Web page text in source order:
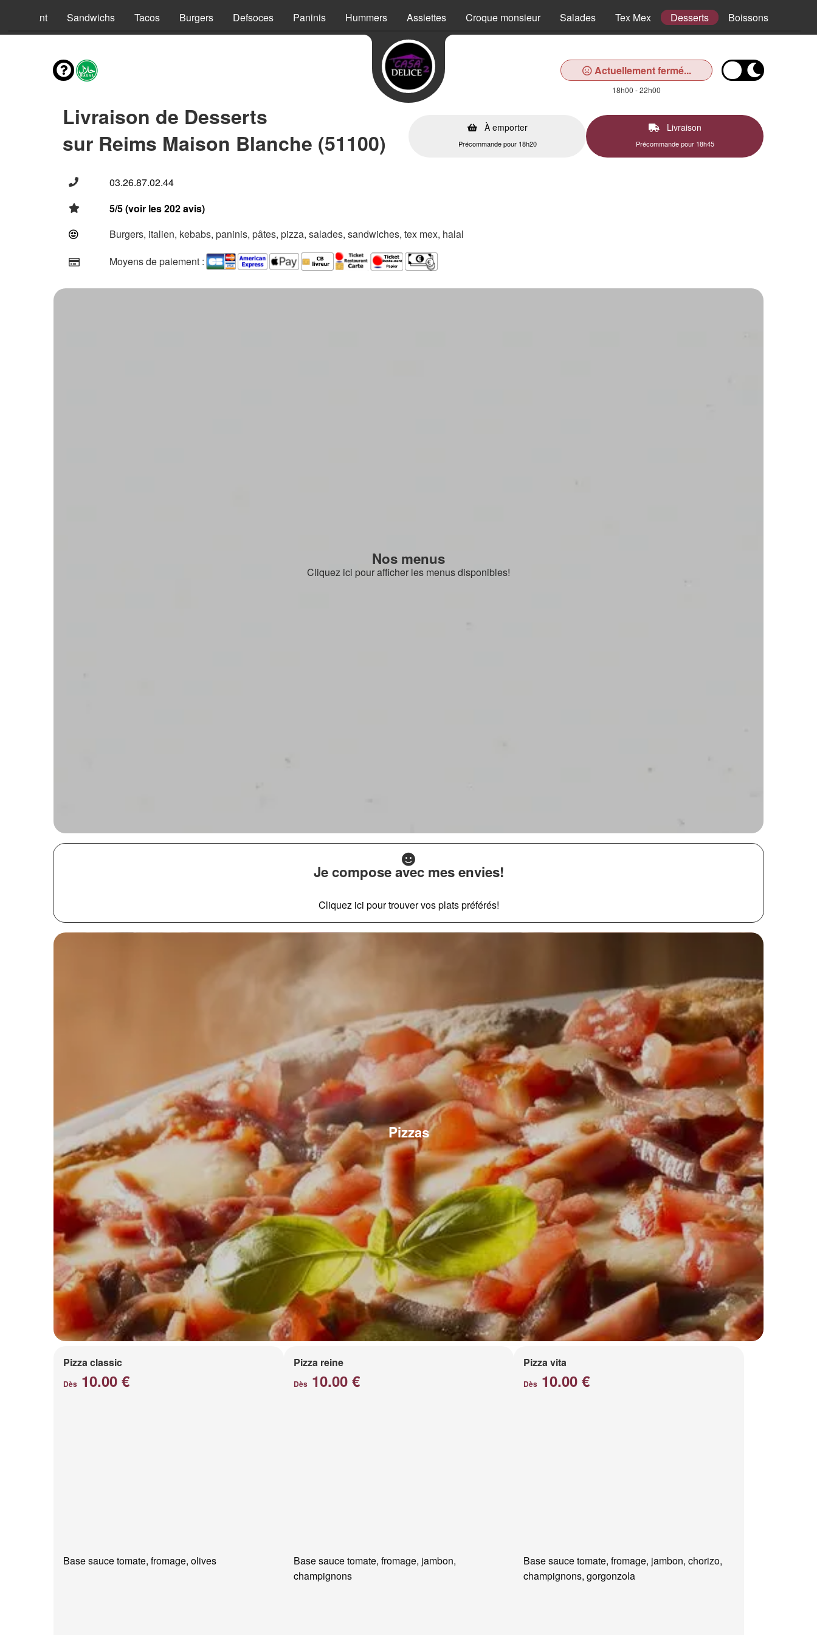
Enfant Sandwichs Tacos Burgers Defsoces Paninis Hummers Assiettes Croque monsieur Salades Tex Mex Desserts Boissons
Actuellement fermé...
18h00 - 22h00
Livraison de Desserts
sur Reims Maison Blanche (51100)
À emporter
Précommande pour 18h20
Livraison
Précommande pour 18h45
03.26.87.02.44
5/5 (voir les 202 avis)
Burgers, italien, kebabs, paninis, pâtes, pizza, salades, sandwiches, tex mex, halal
Moyens de paiement :
Nos menus
Cliquez ici pour afficher les menus disponibles!
Je compose avec mes envies!
Cliquez ici pour trouver vos plats préférés!
Pizzas
Pizza classic
Dès 10.00 €
Base sauce tomate, fromage, olives
Pizza reine
Dès10.00 €
Base sauce tomate, fromage, jambon,
champignons
Pizza vita
Dès 10.00 €
Base sauce tomate, fromage, jambon, chorizo,
champignons, gorgonzola